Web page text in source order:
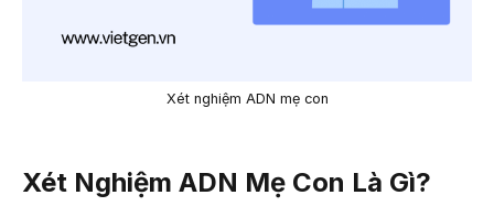
Xét nghiệm ADN mẹ con
Xét Nghiệm ADN Mẹ Con Là Gì?